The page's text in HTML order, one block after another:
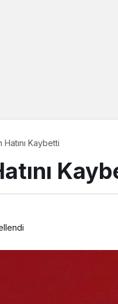
Kaybetti